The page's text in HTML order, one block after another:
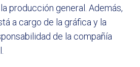
producción general. Además,
a cargo de la gráfica y la
de la compañía